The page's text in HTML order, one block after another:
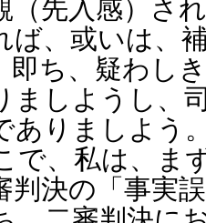
（先入感）さ
ば、或いは、
即ち、疑わし
ましようし、
ありましよう
、私は、ま
判決の「事実